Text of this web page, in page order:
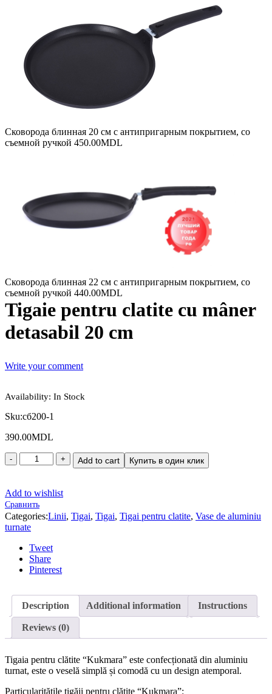
Сковорода блинная 20 см с антипригарным покрытием, со
съемной ручкой 450.00MDL
Сковорода блинная 22 см c антипригарным покрытием, со
съемной ручкой 440.00MDL
Tigaie pentru clatite cu mâner
detasabil 20 cm
Write your comment
Availability: In Stock
Sku:сб200-1
390.00MDL
Add to cart Купить в один клик
Add to wishlist
Сравнить
Categories:Linii, Tigai, Tigai, Tigai pentru clatite, Vase de aluminiu
turnate
Tweet
Share
Pinterest
Description Additional information Instructions
Reviews (0)
Tigaia pentru clătite “Kukmara” este confecționată din aluminiu
turnat, este o veselă simplă și comodă cu un design atemporal.
Particularitățile tigăii pentru clătite “Kukmara”: